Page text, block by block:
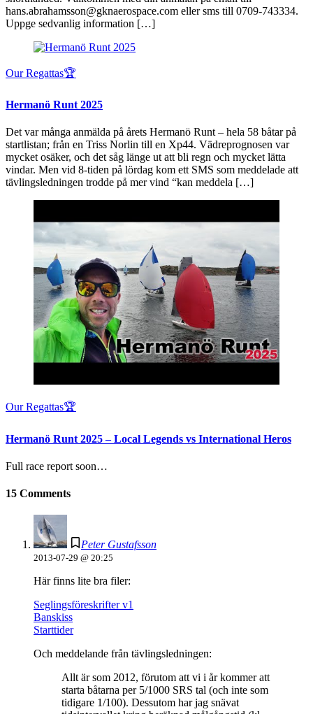
hans.abrahamsson@gknaerospace.com eller sms till 0709-743334.
Uppge sedvanlig information […]
Our Regattas🏆
Hermanö Runt 2025
Det var många anmälda på årets Hermanö Runt – hela 58 båtar på
startlistan; från en Triss Norlin till en Xp44. Vädreprognosen var
mycket osäker, och det såg länge ut att bli regn och mycket lätta
vindar. Men vid 8-tiden på lördag kom ett SMS som meddelade att
tävlingsledningen trodde på mer vind “kan meddela […]
Our Regattas🏆
Hermanö Runt 2025 – Local Legends vs International Heros
Full race report soon…
15 Comments
Peter Gustafsson
2013-07-29 @ 20:25
Här finns lite bra filer:
Seglingsföreskrifter v1
Banskiss
Starttider
Och meddelande från tävlingsledningen:
Allt är som 2012, förutom att vi i år kommer att
starta båtarna per 5/1000 SRS tal (och inte som
tidigare 1/100). Dessutom har jag snävat